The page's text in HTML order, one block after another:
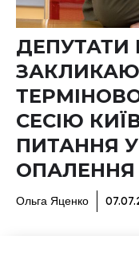
СЕСІЮ
ПИТАННЯ
ОПАЛЕННЯ
Ольга Яценко